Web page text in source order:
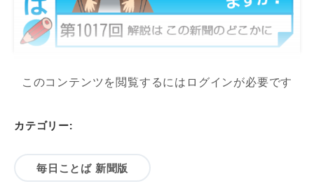
このコンテンツを閲覧するにはログインが必要です
カテゴリー:
毎日ことば 新聞版